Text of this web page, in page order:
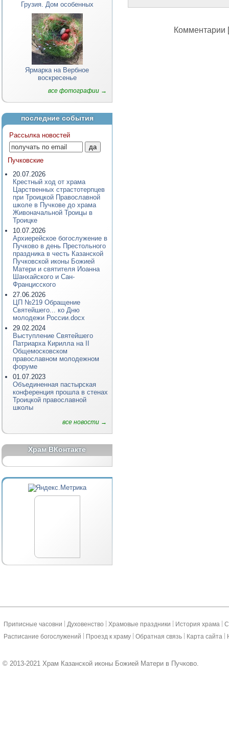
Грузия. Дом особенных
Ярмарка на Вербное
воскресенье
все фотографии →
последние события
Рассылка новостей
Пучковские
20.07.2026
Крестный ход от храма
Царственных страстотерпцев
при Троицкой Православной
школе в Пучкове до храма
Живоначальной Троицы в
Троицке
10.07.2026
Архиерейское богослужение в
Пучково в день Престольного
праздника в честь Казанской
Пучковской иконы Божией
Матери и святителя Иоанна
Шанхайского и Сан-
Францисского
27.06.2026
ЦП №219 Обращение
Святейшего... ко Дню
молодежи России.docx
29.02.2024
Выступление Святейшего
Патриарха Кирилла на II
Общемосковском
православном молодежном
форуме
01.07.2023
Объединенная пастырская
конференция прошла в стенах
Троицкой православной
школы
все новости →
Храм ВКонтакте
Комментарии
Приписные часовни Духовенство Храмовые праздники История храма
Расписание богослужений
Проезд к храму Обратная связь Карта сайта
© 2013-2021 Храм Казанской иконы Божией Матери в Пучково.